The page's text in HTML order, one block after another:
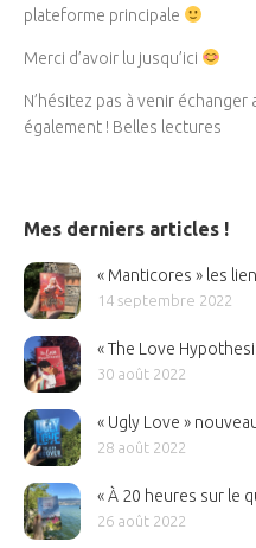
plateforme principale
Merci d’avoir lu jusqu’ici
N’hésitez pas à venir
également ! Belles lectures
Mes derniers articles !
« Manticores » les
14 septembre 2022
« The Love
30 août 2022
« Ugly Love »
28 août 2022
« À 20 heures sur le
26 août 2022